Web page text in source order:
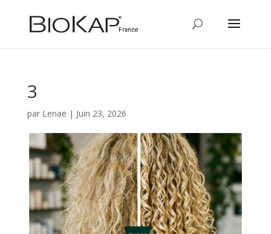
3
par Lenae | Juin 23, 2026